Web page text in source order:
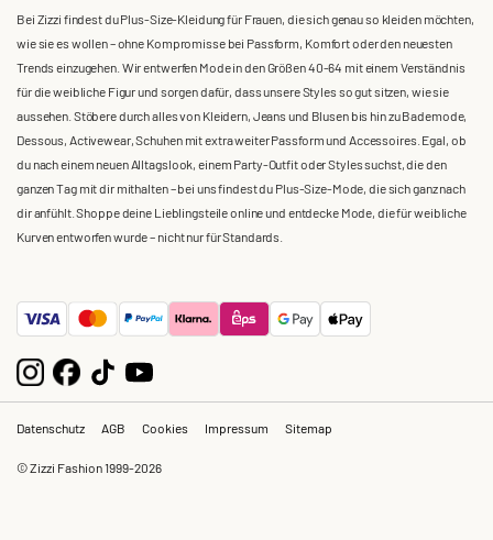
Bei Zizzi findest du Plus-Size-Kleidung für Frauen, die sich genau so kleiden möchten,
wie sie es wollen – ohne Kompromisse bei Passform, Komfort oder den neuesten
Trends einzugehen. Wir entwerfen Mode in den Größen 40-64 mit einem Verständnis
für die weibliche Figur und sorgen dafür, dass unsere Styles so gut sitzen, wie sie
aussehen. Stöbere durch alles von Kleidern, Jeans und Blusen bis hin zu Bademode,
Dessous, Activewear, Schuhen mit extra weiter Passform und Accessoires. Egal, ob
du nach einem neuen Alltagslook, einem Party-Outfit oder Styles suchst, die den
ganzen Tag mit dir mithalten – bei uns findest du Plus-Size-Mode, die sich ganz nach
dir anfühlt. Shoppe deine Lieblingsteile online und entdecke Mode, die für weibliche
Kurven entworfen wurde – nicht nur für Standards.
Datenschutz AGB Cookies Impressum Sitemap
© Zizzi Fashion 1999-2026